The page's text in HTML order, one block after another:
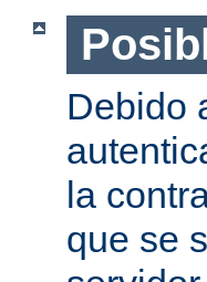
Debido
la
que se